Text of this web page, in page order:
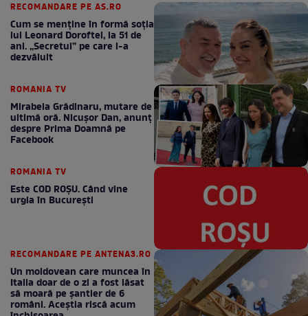
RECOMANDARE PE AS.RO
Cum se menţine în formă soţia
lui Leonard Doroftei, la 51 de
ani. „Secretul” pe care l-a
dezvăluit
ROMANIA TV
Mirabela Grădinaru, mutare de
ultimă oră. Nicuşor Dan, anunţ
despre Prima Doamnă pe
Facebook
ROMANIA TV
Este COD ROŞU. Când vine
urgia în Bucureşti
RECOMANDARE PE ANTENA3.RO
Un moldovean care muncea în
Italia doar de o zi a fost lăsat
să moară pe şantier de 6
români. Aceștia riscă acum